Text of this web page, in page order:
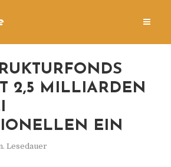
2,5 MILLIARDEN
EIN
Lesedauer